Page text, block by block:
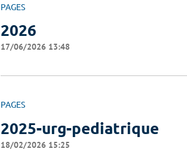
PAGES
2026
17/06/2026 13:48
PAGES
2025-urg-pediatrique
18/02/2026 15:25